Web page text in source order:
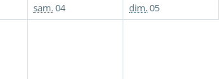
sam.04 dim.05